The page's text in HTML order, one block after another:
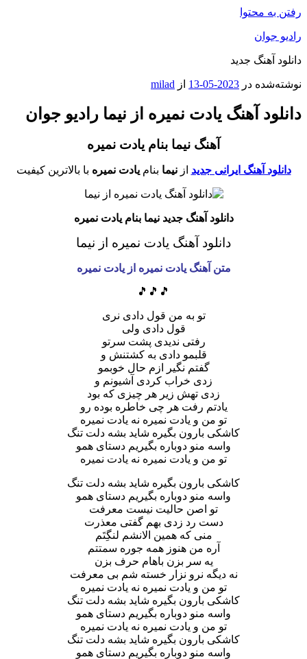
رفتن به محتوا
رادیو جوان
دانلود آهنگ جدید
نوشته‌شده در 2023-05-13 از milad
دانلود آهنگ یادت نمیره از نیما رادیو جوان
آهنگ نیما بنام یادت نمیره
دانلود آهنگ ایرانی جدید ازنیما بنامیادت نمیره با بالاترین کیفیت
دانلود آهنگ جدید نیما بنام یادت نمیره
دانلود آهنگ یادت نمیره از نیما
متن آهنگ یادت نمیره از یادت نمیره
🎵🎵🎵
تو به من قول دادی نری
قول دادی ولی
رفتی ندیدی پشت سرتو
قلبمو دادی به کشتنش و
گفتم نگیر ازم حال خوبمو
زدی خراب کردی آشیونم و
زدی تهش زیر هر چیزی که بود
یادتم رفت هر چی خاطره بوده رو
تو من و یادت نمیره نه یادت نمیره
کاشکی بارون بگیره شاید بشه دلت تنگ
واسه منو دوباره بگیریم دستای همو
تو من و یادت نمیره نه یادت نمیره
کاشکی بارون بگیره شاید بشه دلت تنگ
واسه منو دوباره بگیریم دستای همو
تو اصن حالیت نیست معرفت
دست رد زدی بهم گفتی معذرت
منی که همین الانشم لنگِتَم
آره من هنوز همه جوره سمتتم
یه سر بزن باهام حرف بزن
نه دیگه نرو نزار خسته شم بی معرفت
تو من و یادت نمیره نه یادت نمیره
کاشکی بارون بگیره شاید بشه دلت تنگ
واسه منو دوباره بگیریم دستای همو
تو من و یادت نمیره نه یادت نمیره
کاشکی بارون بگیره شاید بشه دلت تنگ
واسه منو دوباره بگیریم دستای همو